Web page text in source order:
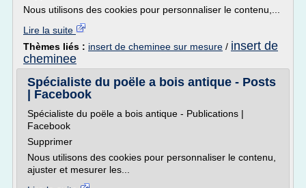
Nous utilisons des cookies pour personnaliser le contenu,...
Lire la suite
Thèmes liés : insert de cheminee sur mesure / insert de
cheminee
Spécialiste du poële a bois antique - Posts
| Facebook
Spécialiste du poële a bois antique - Publications |
Facebook
Supprimer
Nous utilisons des cookies pour personnaliser le contenu,
ajuster et mesurer les...